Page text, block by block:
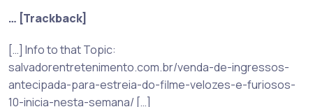
… [Trackback]
[…] Info to that Topic:
salvadorentretenimento.com.br/venda-de-ingressos-
antecipada-para-estreia-do-filme-velozes-e-furiosos-
10-inicia-nesta-semana/ […]